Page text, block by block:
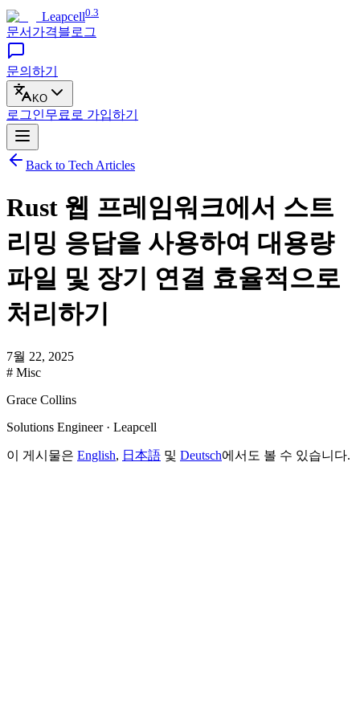
Leapcell0.3
문서 가격블로그
문의하기
KO
로그인무료로 가입하기
Back to Tech Articles
Rust 웹 프레임워크에서 스트
리밍 응답을 사용하여 대용량
파일 및 장기 연결 효율적으로
처리하기
7월 22, 2025
# Misc
Grace Collins
Solutions Engineer · Leapcell
이 게시물은 English, 日本語 및 Deutsch에서도 볼 수 있습니다.